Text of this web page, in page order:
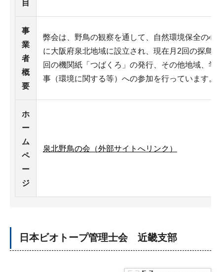
目
事
業
者
概
要
弊会は、野鳥の観察を通して、自然環境保全の心
に大阪府泉北地域に設立され、現在月2回の探鳥
回の機関紙「つばくろ」の発行、その他地域、学
事（環境に関する等）への参加を行っています。
ホ
ー
ム
ペ
ー
ジ
泉北野鳥の会（外部サイトへリンク）
日本ビオトープ管理士会 近畿支部